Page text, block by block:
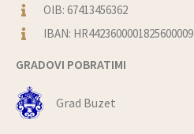
OIB: 67413456362
IBAN: HR4423600001825600009
GRADOVI POBRATIMI
Grad Buzet